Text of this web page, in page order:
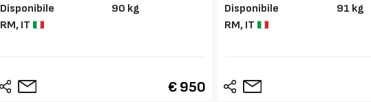
Disponibile
RM,IT
90 kg
€ 950
Disponibile
RM, IT
91 kg